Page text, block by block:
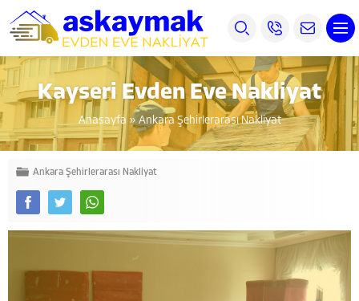
Kayseri Evden Eve Nakliyat
Anasayfa » Ankara Şehirlerarası Nakliyat
Ankara Şehirlerarası Nakliyat